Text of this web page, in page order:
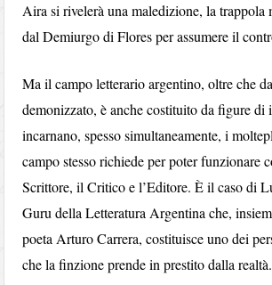
Aira si rivelerà una maledizione, la trappola
dal Demiurgo di Flores per assumere il
Ma il campo letterario argentino, oltre che
demonizzato, è anche costituito da figure di
incarnano, spesso simultaneamente, i
campo stesso richiede per poter funzionare
Scrittore, il Critico e l’Editore. È il caso di
Guru della Letteratura Argentina che,
poeta Arturo Carrera, costituisce uno dei
che la finzione prende in prestito dalla